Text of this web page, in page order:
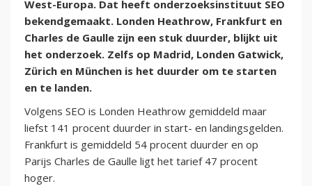
West-Europa. Dat heeft onderzoeksinstituut SEO
bekendgemaakt. Londen Heathrow, Frankfurt en
Charles de Gaulle zijn een stuk duurder, blijkt uit
het onderzoek. Zelfs op Madrid, Londen Gatwick,
Zürich en München is het duurder om te starten
en te landen.
Volgens SEO is Londen Heathrow gemiddeld maar
liefst 141 procent duurder in start- en landingsgelden.
Frankfurt is gemiddeld 54 procent duurder en op
Parijs Charles de Gaulle ligt het tarief 47 procent
hoger.